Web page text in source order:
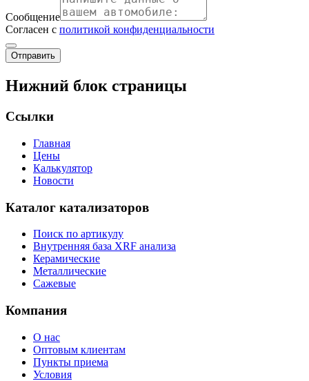
Сообщение
Согласен с политикой конфиденциальности
Отправить
Нижний блок страницы
Ссылки
Главная
Цены
Калькулятор
Новости
Каталог катализаторов
Поиск по артикулу
Внутренняя база XRF анализа
Керамические
Металлические
Сажевые
Компания
О нас
Оптовым клиентам
Пункты приема
Условия